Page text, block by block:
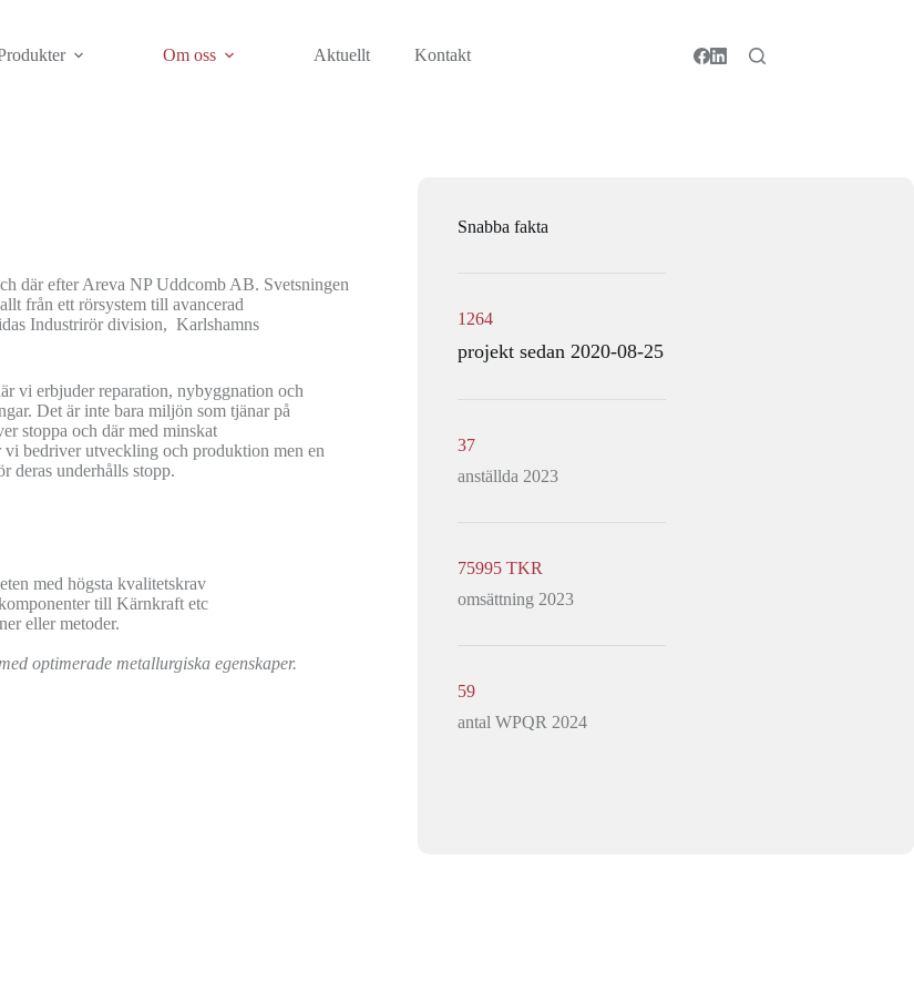
Om oss Aktuellt Kontakt
där efter Areva NP Uddcomb AB. Svetsningen
från ett rörsystem till avancerad
Industrirör division, Karlshamns
vi erbjuder reparation, nybyggnation och
Det är inte bara miljön som tjänar på
stoppa och där med minskat
bedriver utveckling och produktion men en
deras underhålls stopp.
med högsta kvalitetskrav
till Kärnkraft etc
eller metoder.
optimerade metallurgiska egenskaper.
Snabba fakta
1264
projekt sedan 2020-08-25
37
anställda 2023
75995 TKR
omsättning 2023
59
antal WPQR 2024